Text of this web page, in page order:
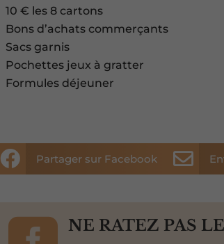
10 € les 8 cartons
Bons d’achats commerçants
Sacs garnis
Pochettes jeux à gratter
Formules déjeuner
 Partager sur Facebook 
NE RATEZ PAS